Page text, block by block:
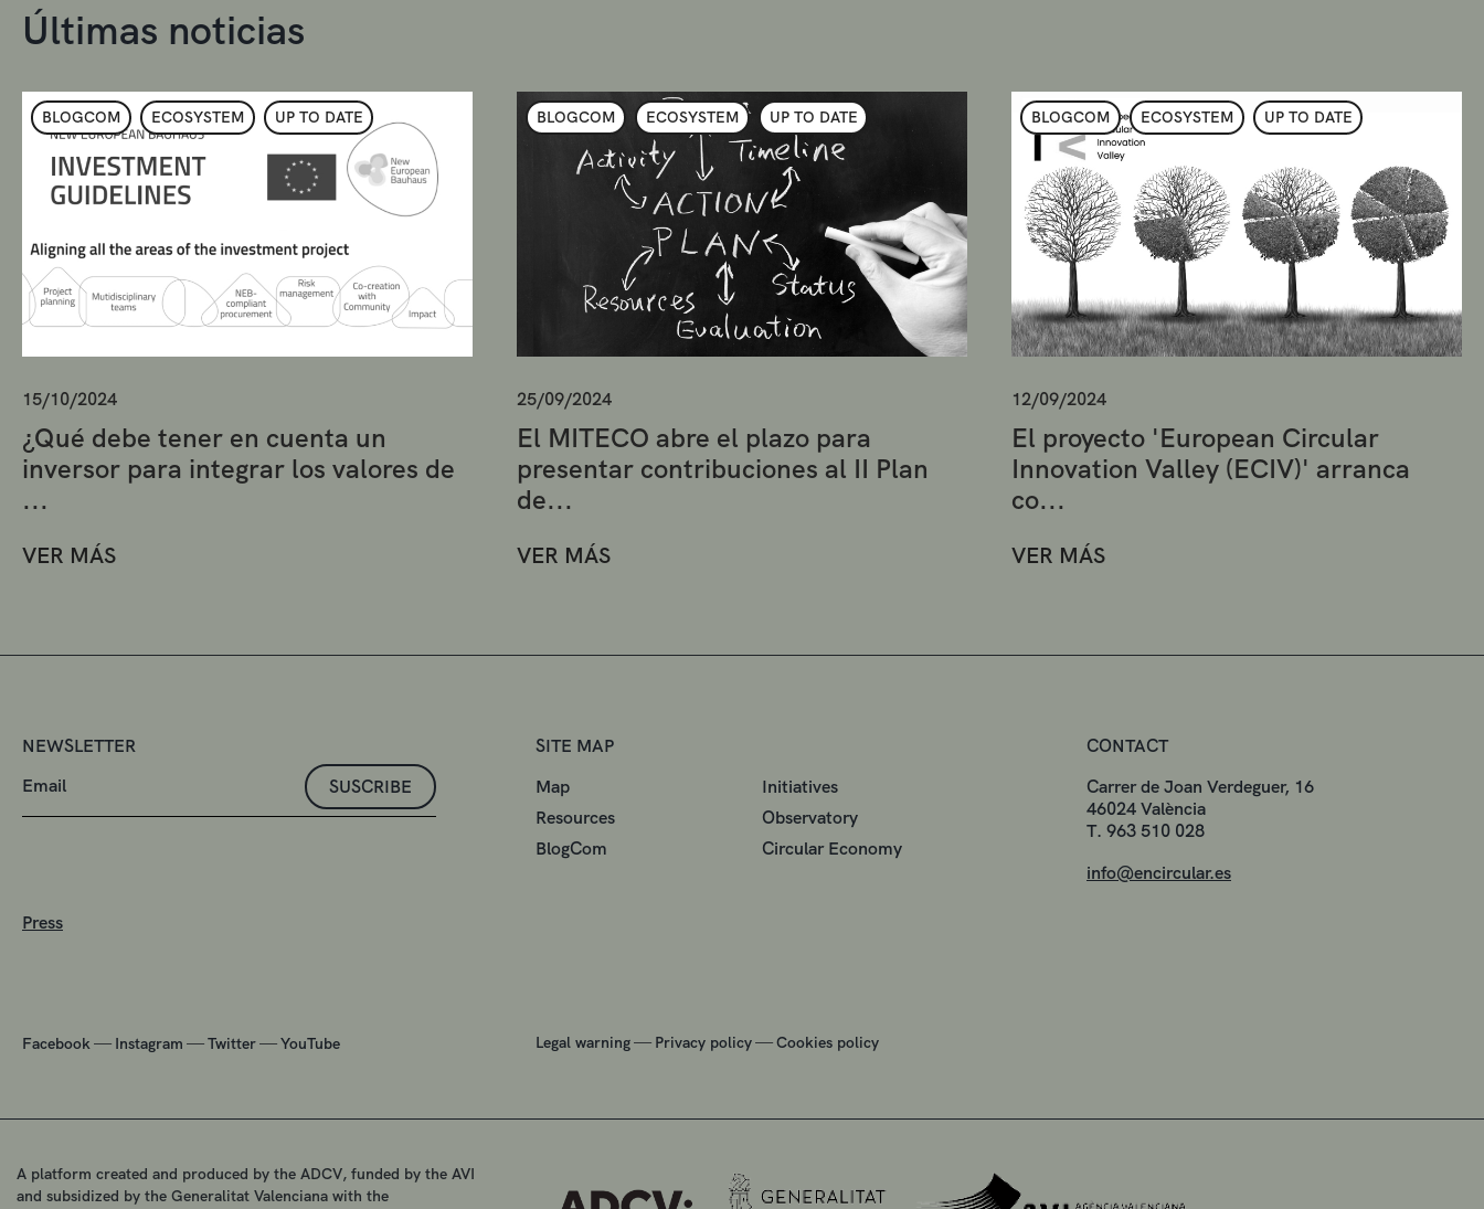
Últimas noticias
BLOGCOM ECOSYSTEM UP TO DATE
15/10/2024
¿Qué debe tener en cuenta un
inversor para integrar los valores de
...
VER MÁS
BLOGCOM ECOSYSTEM UP TO DATE
25/09/2024
El MITECO abre el plazo para
presentar contribuciones al II Plan
de...
VER MÁS
BLOGCOM ECOSYSTEM UP TO DATE
12/09/2024
El proyecto 'European Circular
Innovation Valley (ECIV)' arranca
co...
VER MÁS
NEWSLETTER
SUSCRIBE
Press
Facebook — Instagram —Twitter—YouTube
SITE MAP
Map
Initiatives
Resources
Observatory
BlogCom
Circular Economy
Legal warning— Privacy policy—Cookies policy
CONTACT
Carrer de Joan Verdeguer, 16
46024 València
T. 963 510 028
info@encircular.es
A platform created and produced by the ADCV, funded by the AVI
and subsidized by the Generalitat Valenciana with the